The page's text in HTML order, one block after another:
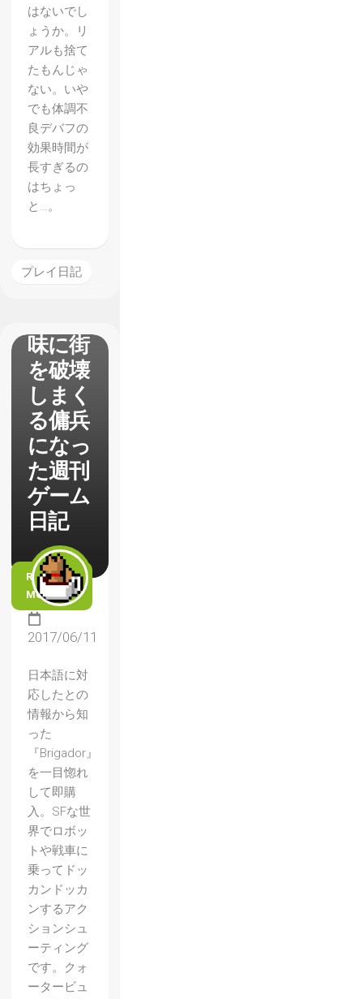
はないでし
ょうか。リ
アルも捨て
たもんじゃ
ない。いや
でも体調不
良デバフの
効果時間が
長すぎるの
はちょっ
と…。
プレイ日記
【Brig
味に街
を破壊
しまく
る傭兵
になっ
た週刊
ゲーム
日記
READ
MORE
2017/06/11
日本語に対
応したとの
情報から知
った
『Brigador』
を一目惚れ
して即購
入。SFな世
界でロボッ
トや戦車に
乗ってドッ
カンドッカ
ンするアク
ションシュ
ーティング
です。クォ
ータービュ